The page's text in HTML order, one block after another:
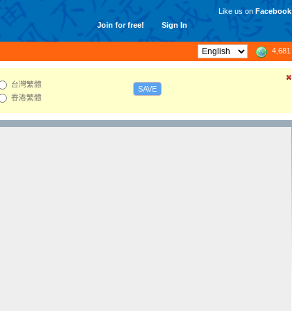
Join for free! Sign In
Like us on Facebook
4,681
台灣繁體
香港繁體
SAVE